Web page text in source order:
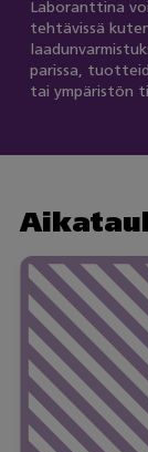
Laboranttina
tehtävissä
parissa,
tai ympäristön